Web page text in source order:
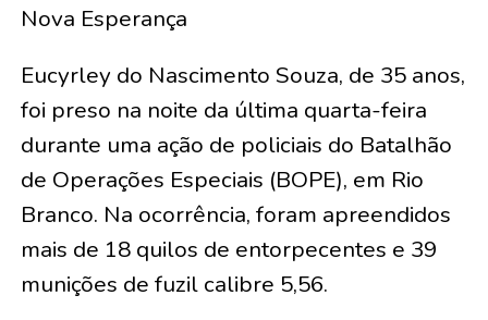
Nova Esperança
Eucyrley do Nascimento Souza, de 35 anos,
foi preso na noite da última quarta-feira
durante uma ação de policiais do Batalhão
de Operações Especiais (BOPE), em Rio
Branco. Na ocorrência, foram apreendidos
mais de 18 quilos de entorpecentes e 39
munições de fuzil calibre 5,56.